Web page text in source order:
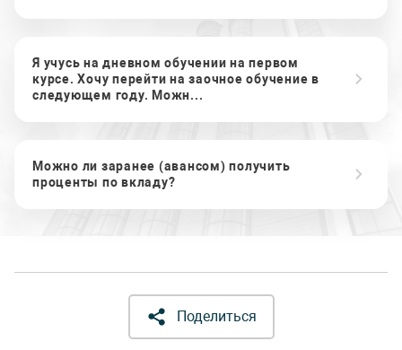
Я учусь на дневном обучении на первом
курсе. Хочу перейти на заочное обучение в
следующем году. Можн...
Можно ли заранее (авансом) получить
проценты по вкладу?
Поделиться